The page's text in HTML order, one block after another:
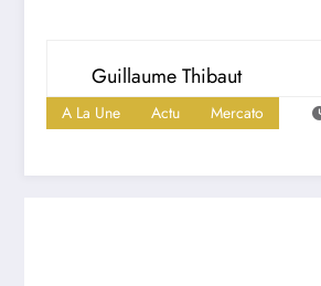
Guillaume Thibaut
A La Une Actu Mercato